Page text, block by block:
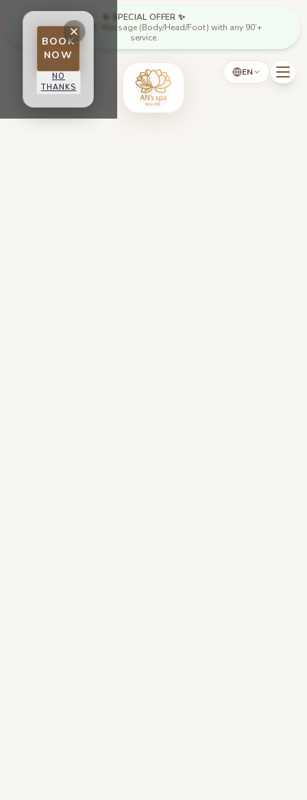
Skip to main content✨ SPECIAL OFFER ✨
Mon - Thu: Free 15’ Massage (Body/Head/Foot) with any 90’+
service.
EN
BOOK
NOW
NO
THANKS